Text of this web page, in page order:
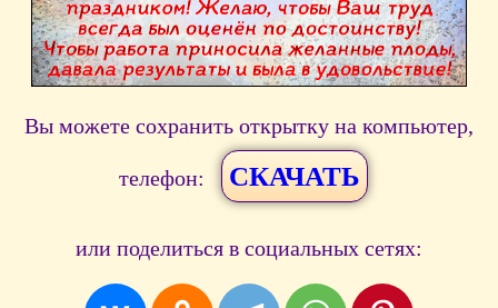
Вы можете сохранить открытку на компьютер,
телефон: СКАЧАТЬ
или поделиться в социальных сетях: